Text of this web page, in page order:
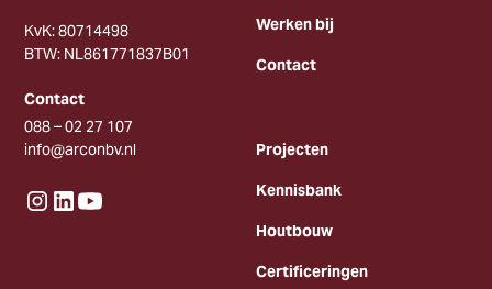
KvK: 80714498
BTW: NL861771837B01
Contact
088 – 02 27 107
info@arconbv.nl
Werken bij
Contact
Projecten
Kennisbank
Houtbouw
Certificeringen